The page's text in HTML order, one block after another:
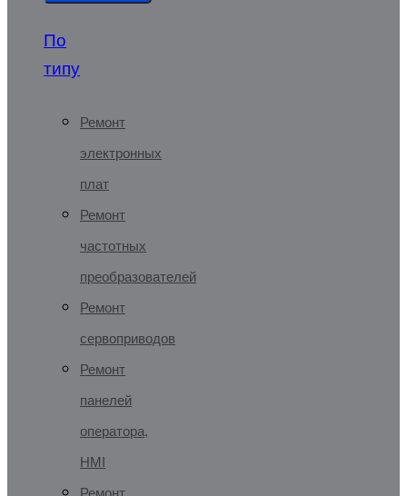
По
типу
Ремонт
электронных
плат
Ремонт
частотных
преобразователей
Ремонт
сервоприводов
Ремонт
панелей
оператора,
HMI
Ремонт